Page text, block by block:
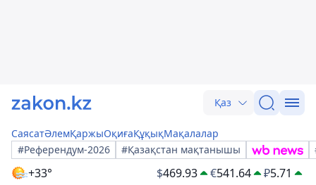
Қаз
СаясатӘлемҚаржыОқиғаҚұқықМақалалар
#Референдум-2026
#Қазақстан мақтанышы
+33° $469.93 €541.64 ₽5.71